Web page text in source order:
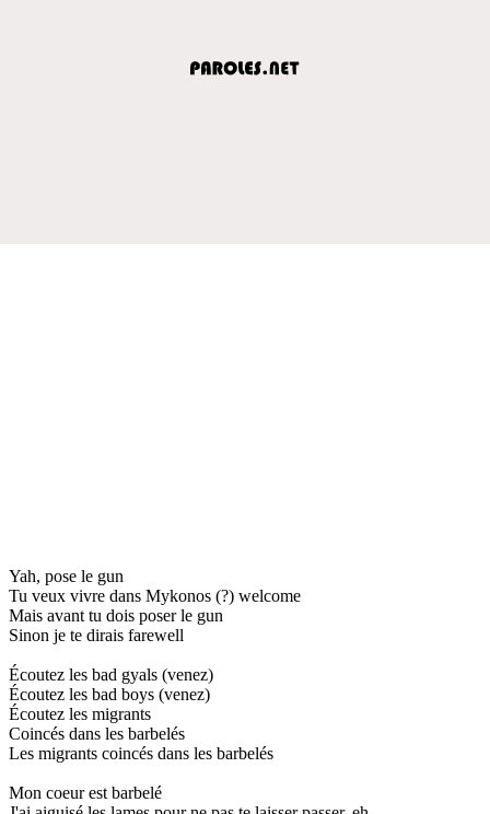
Yah, pose le gun
Tu veux vivre dans Mykonos (?) welcome
Mais avant tu dois poser le gun
Sinon je te dirais farewell
Écoutez les bad gyals (venez)
Écoutez les bad boys (venez)
Écoutez les migrants
Coincés dans les barbelés
Les migrants coincés dans les barbelés
Mon coeur est barbelé